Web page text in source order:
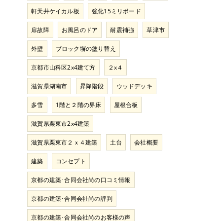
軒天井ケイカル板 強化15ミリボード
扉故障 お風呂のドア 耐震補強 草津市
外壁 ブロック塀の塗り替え
京都市山科区2x4建て方 ２x４
滋賀県湖南市 昇降階段 ウッドデッキ
多雪 1階と２階の界床 屋根合板
滋賀県栗東市2x4建築
滋賀県栗東市２ｘ４建築 土台 会社概要
建築 コンセプト
京都の建築･合同会社尚の口コミ情報
京都の建築･合同会社尚の評判
京都の建築･合同会社尚のお客様の声